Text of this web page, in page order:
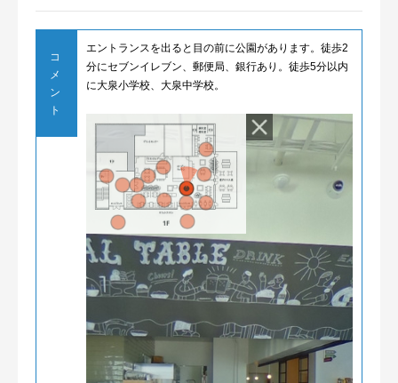
コ
メ
ン
ト
エントランスを出ると目の前に公園があります。徒歩2
分にセブンイレブン、郵便局、銀行あり。徒歩5分以内
に大泉小学校、大泉中学校。